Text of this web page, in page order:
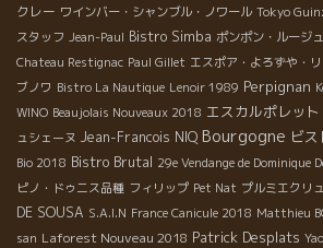
クレー ワインバー・シャンブル・ノワール Tokyo
スタッフ Jean-Paul Bistro Simba ポンポン・ルージュ
Chateau Restignac Paul Gillet エスポア・よろずや・
ブノワ Bistro La Nautique Lenoir 1989 Perpignan
WINO Beaujolais Nouveaux 2018 エスカルポレット
ュシェーヌ Jean-Francois NIQ Bourgogne ビ
Bio 2018 Bistro Brutal 29e Vendange de Dominique
ピノ・ドゥニス品種 フィリップ Pet Nat プルミエクリ
DE SOUSA S.A.I.N France Canicule 2018 Matthieu
san Laforest Nouveau 2018 Patrick Desplats